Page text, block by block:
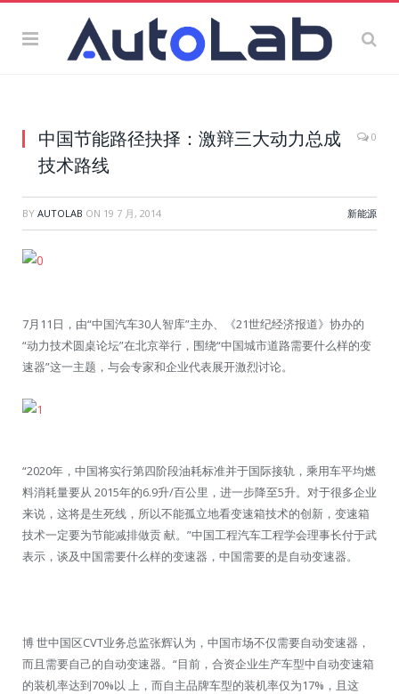
中国节能路径抉择：激辩三大动力总成
技术路线
0
BY AUTOLAB ON 19 7 月, 2014 新能源
7月11日，由“中国汽车30人智库”主办、《21世纪经济报道》协办的
“动力技术圆桌论坛”在北京举行，围绕“中国城市道路需要什么样的变
速器”这一主题，与会专家和企业代表展开激烈讨论。
“2020年，中国将实行第四阶段油耗标准并于国际接轨，乘用车平均燃
料消耗量要从 2015年的6.9升/百公里，进一步降至5升。对于很多企业
来说，这将是生死线，所以不能孤立地看变速箱技术的创新，变速箱
技术一定要为节能减排做贡 献。”中国工程汽车工程学会理事长付于武
表示，谈及中国需要什么样的变速器，中国需要的是自动变速器。
博 世中国区CVT业务总监张辉认为，中国市场不仅需要自动变速器，
而且需要自己的自动变速器。“目前，合资企业生产车型中自动变速箱
的装机率达到70%以 上，而自主品牌车型的装机率仅为17%，且这